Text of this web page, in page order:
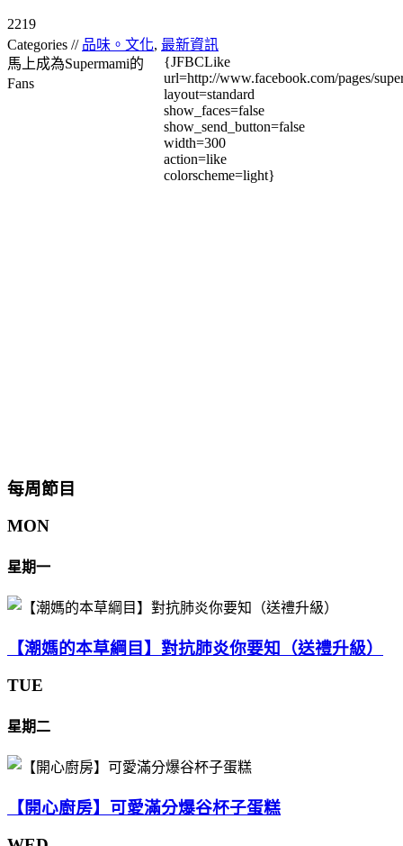
2219
Categories // 品味。文化, 最新資訊
馬上成為Supermami的
Fans
{JFBCLike
url=http://www.facebook.com/pages/
layout=standard
show_faces=false
show_send_button=false
width=300
action=like
colorscheme=light}
每周節目
MON
星期一
【潮媽的本草綱目】對抗肺炎你要知（送禮升級）
TUE
星期二
【開心廚房】可愛滿分爆谷杯子蛋糕